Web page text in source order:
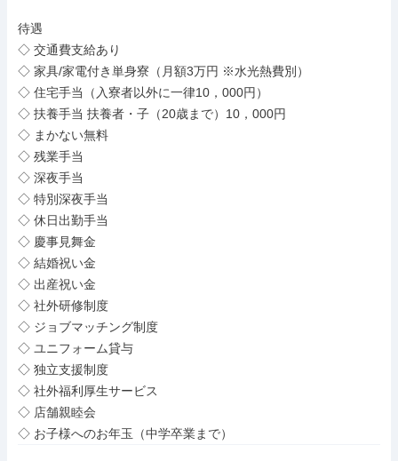
待遇
◇ 交通費支給あり
◇ 家具/家電付き単身寮（月額3万円 ※水光熱費別）
◇ 住宅手当（入寮者以外に一律10，000円）
◇ 扶養手当 扶養者・子（20歳まで）10，000円
◇ まかない無料
◇ 残業手当
◇ 深夜手当
◇ 特別深夜手当
◇ 休日出勤手当
◇ 慶事見舞金
◇ 結婚祝い金
◇ 出産祝い金
◇ 社外研修制度
◇ ジョブマッチング制度
◇ ユニフォーム貸与
◇ 独立支援制度
◇ 社外福利厚生サービス
◇ 店舗親睦会
◇ お子様へのお年玉（中学卒業まで）